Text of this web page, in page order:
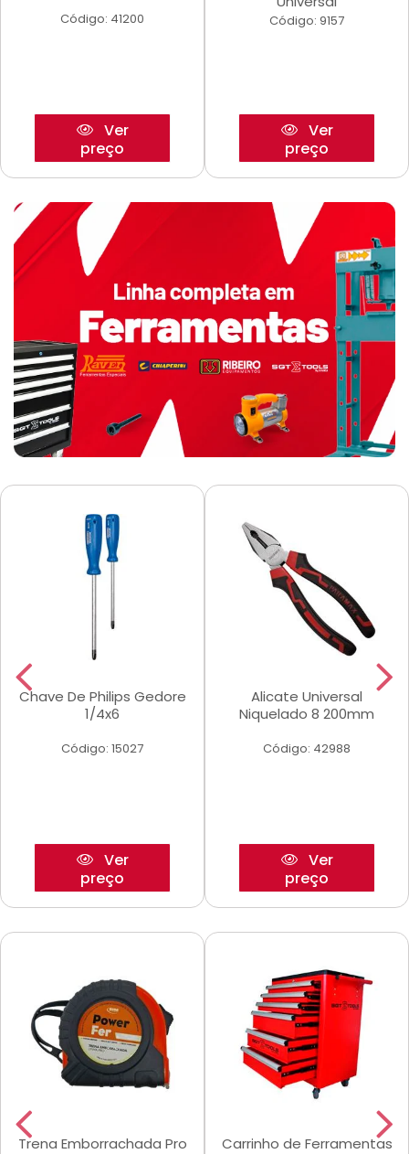
Código: 41200
Ver
preço
Código: 9157
Ver
preço
Chave De Philips Gedore
1/4x6
Código: 15027
Ver
preço
Alicate Universal
Niquelado 8 200mm
Código: 42988
Ver
preço
Trena Emborrachada Pro
Carrinho de Ferramentas